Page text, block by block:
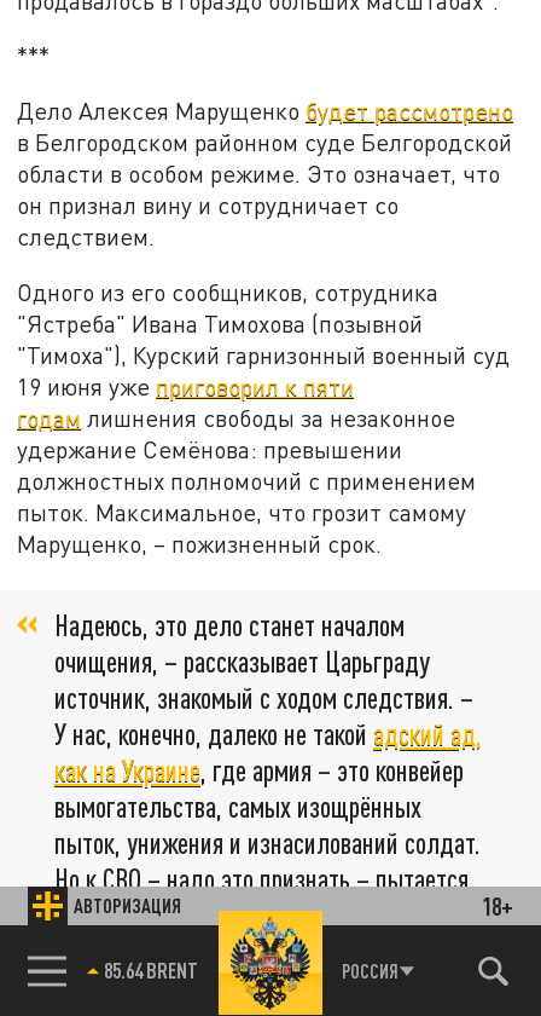
АВТОРИЗАЦИЯ 18+
85.64 BRENT РОССИЯ
***
Дело Алексея Марущенко будет рассмотрено
в Белгородском районном суде Белгородской
области в особом режиме. Это означает, что
он признал вину и сотрудничает со
следствием.
Одного из его сообщников, сотрудника
"Ястреба" Ивана Тимохова (позывной
"Тимоха"), Курский гарнизонный военный суд
19 июня уже приговорил к пяти
годам лишнения свободы за незаконное
удержание Семёнова: превышении
должностных полномочий с применением
пыток. Максимальное, что грозит самому
Марущенко, – пожизненный срок.
Надеюсь, это дело станет началом
очищения, – рассказывает Царьграду
источник, знакомый с ходом следствия. –
У нас, конечно, далеко не такой адский ад,
как на Украине, где армия – это конвейер
вымогательства, самых изощрённых
пыток, унижения и изнасилований солдат.
Но к СВО – надо это признать – пытается
присосаться разного рода гниль, потому
что там деньги от государства и общества.
И гниль пытается эти деньги сосать – на